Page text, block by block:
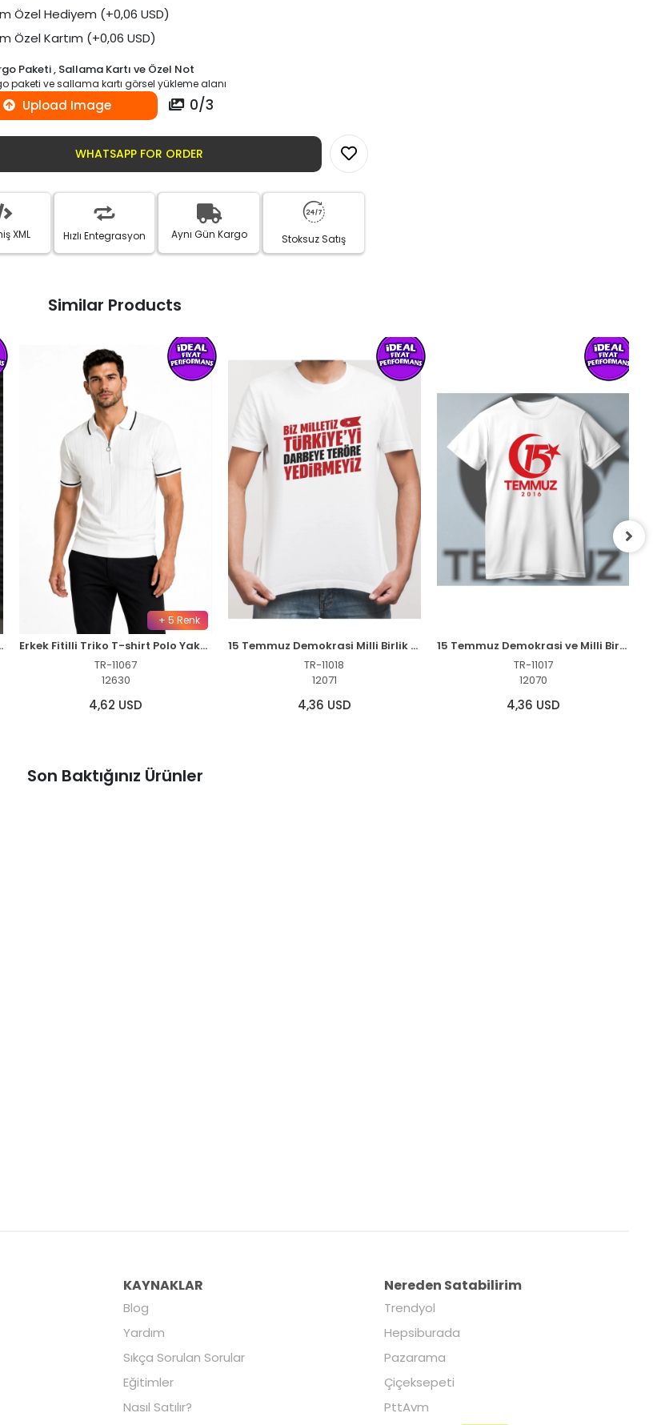
Özel Hediyem (+0,06 USD)
Özel Kartım (+0,06 USD)
Paketi , Sallama Kartı ve Özel Not
paketi ve sallama kartı görsel yükleme alanı
Upload Image 0/3
WHATSAPP FOR ORDER
XML Hızlı Entegrasyon Aynı Gün Kargo Stoksuz Satış
Similar Products
T-Shirt - Siyah
+ 5 Renk
Erkek Fitilli Triko T-shirt Polo Yaka Yarım Fermuarlı Kısa Kollu Tişört - Beyaz
TR-11067
12630
4,62 USD
15 Temmuz Demokrasi Milli Birlik YEDİRMEYİZ Baskılı Bisiklet Yaka T-shirt - Beyaz
TR-11018
12071
4,36 USD
15 Temmuz Demokrasi ve Milli Birlik 2016 Anma Baskılı Bisiklet Yaka T-shirt - Beyaz
TR-11017
12070
4,36 USD
Son Baktığınız Ürünler
KAYNAKLAR
Blog
Yardım
Sıkça Sorulan Sorular
Eğitimler
Nasıl Satılır?
Nereden Satabilirim
Trendyol
Hepsiburada
Pazarama
Çiçeksepeti
PttAvm